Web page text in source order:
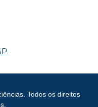
Todos os direitos